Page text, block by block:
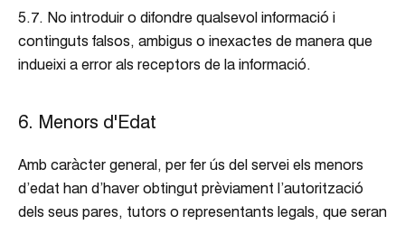
5.7. No introduir o difondre qualsevol informació i
continguts falsos, ambigus o inexactes de manera que
indueixi a error als receptors de la informació.
6. Menors d'Edat
Amb caràcter general, per fer ús del servei els menors
d’edat han d’haver obtingut prèviament l’autorització
dels seus pares, tutors o representants legals, que seran